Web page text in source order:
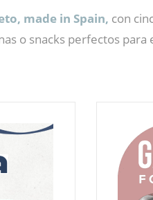
made in Spain, con
o snacks perfectos